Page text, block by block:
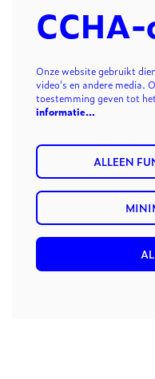
Onze website gebruikt
video's en andere media.
toestemming geven tot
informatie…
ALLEEN